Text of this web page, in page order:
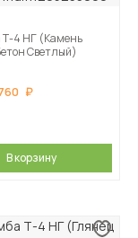
Т-4 НГ (Камень
Светлый)
В корзину